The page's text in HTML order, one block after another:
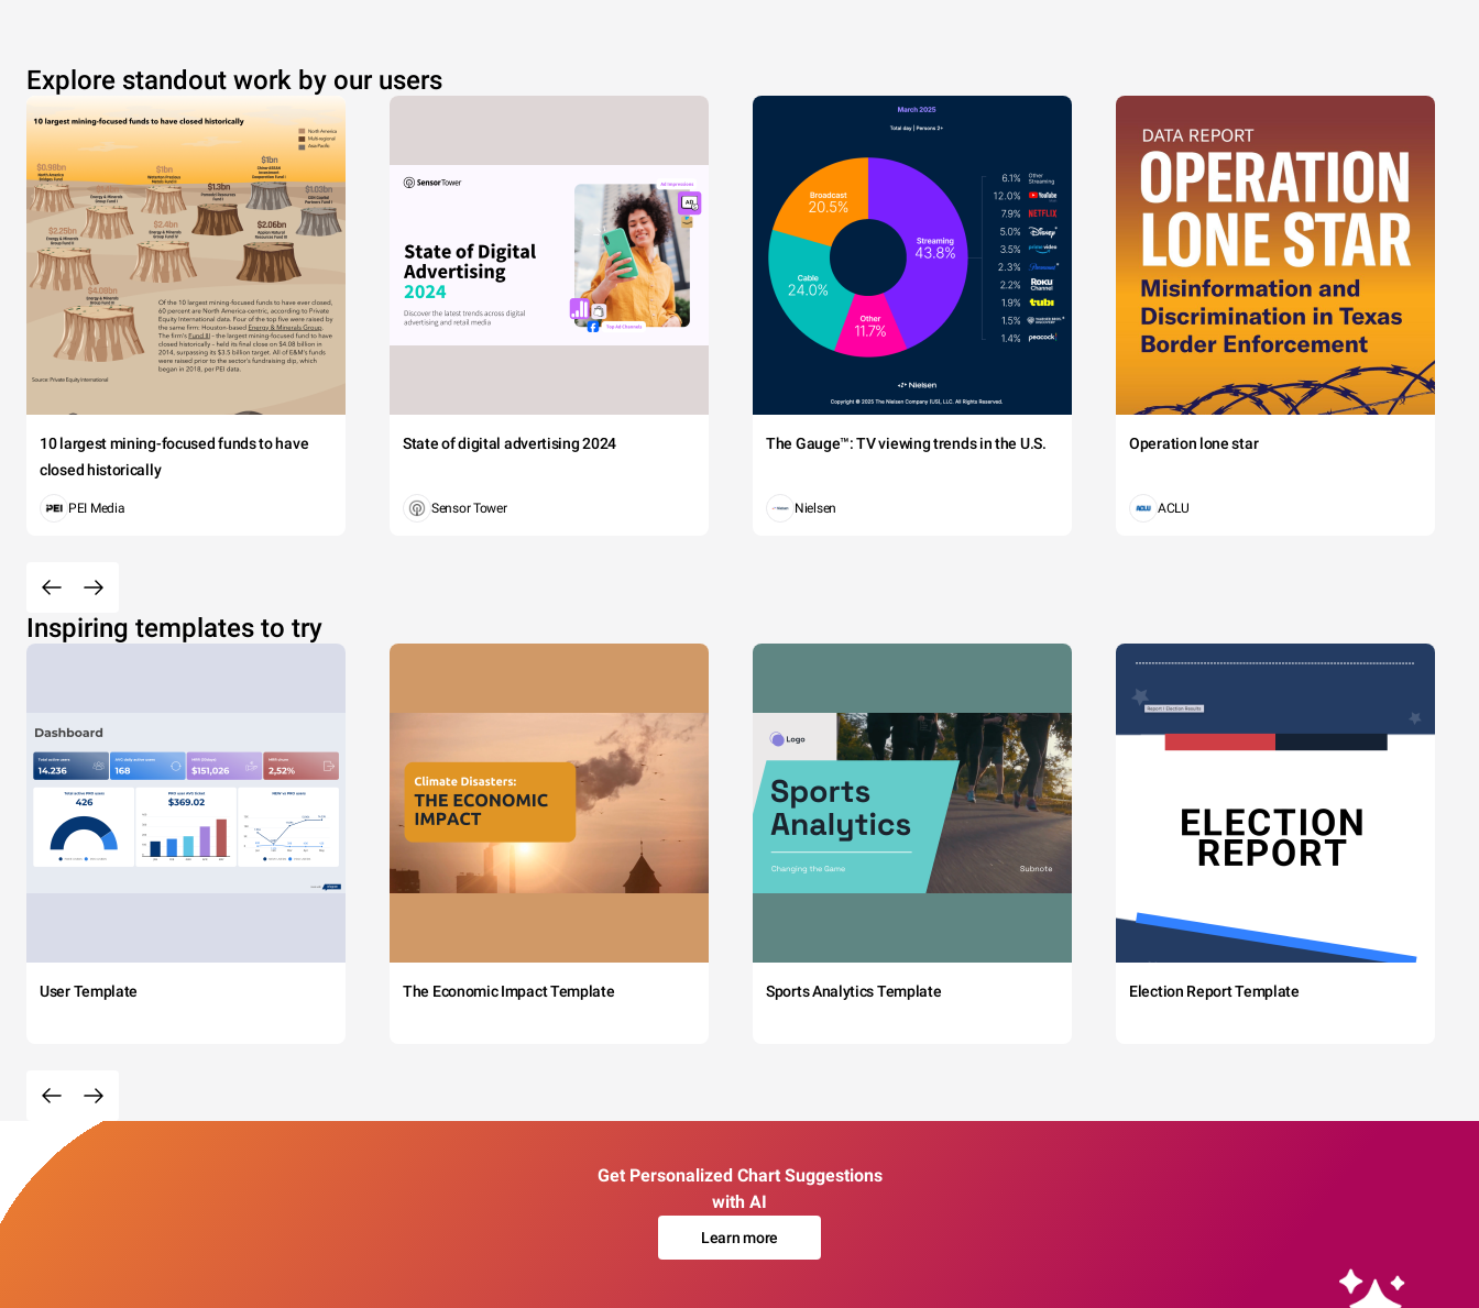
Explore standout work by our users
10 largest mining-focused funds to have
closed historically
PEI Media
State of digital advertising 2024
Sensor Tower
The Gauge™: TV viewing trends in the U.S.
Nielsen
Operation lone star
ACLU
Inspiring templates to try
User Template The Economic Impact Template Sports Analytics Template Election Report Template
Get Personalized Chart Suggestions
with AI
Learn more